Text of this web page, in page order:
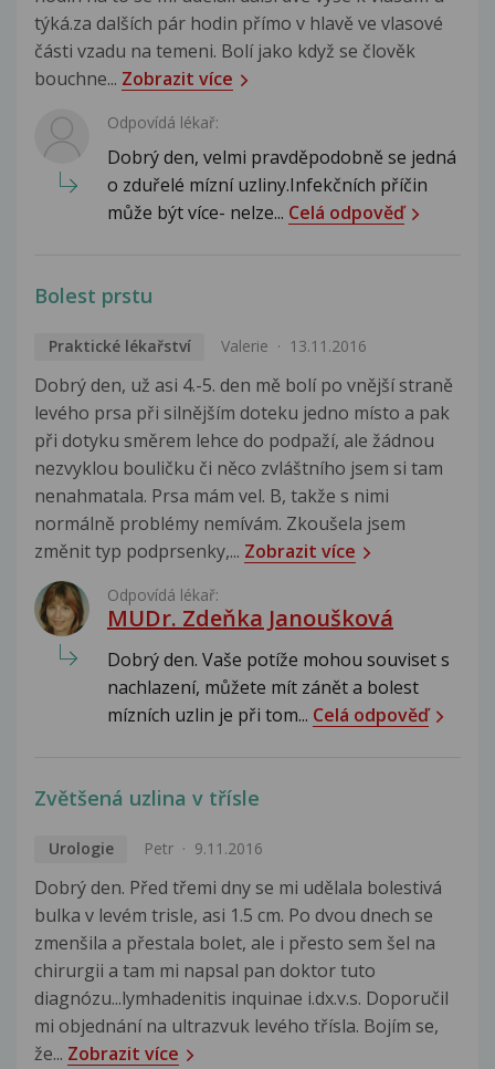
týká.za dalších pár hodin přímo v hlavě ve vlasové
části vzadu na temeni. Bolí jako když se člověk
bouchne... Zobrazit více
Odpovídá lékař:
Dobrý den, velmi pravděpodobně se jedná
o zduřelé mízní uzliny.Infekčních příčin
může být více- nelze... Celá odpověď
Bolest prstu
Praktické lékařství Valerie 13.11.2016
Dobrý den, už asi 4.-5. den mě bolí po vnější straně
levého prsa při silnějším doteku jedno místo a pak
při dotyku směrem lehce do podpaží, ale žádnou
nezvyklou bouličku či něco zvláštního jsem si tam
nenahmatala. Prsa mám vel. B, takže s nimi
normálně problémy nemívám. Zkoušela jsem
změnit typ podprsenky,... Zobrazit více
Odpovídá lékař:
MUDr. Zdeňka Janoušková
Dobrý den. Vaše potíže mohou souviset s
nachlazení, můžete mít zánět a bolest
mízních uzlin je při tom... Celá odpověď
Zvětšená uzlina v třísle
Urologie Petr 9.11.2016
Dobrý den. Před třemi dny se mi udělala bolestivá
bulka v levém trisle, asi 1.5 cm. Po dvou dnech se
zmenšila a přestala bolet, ale i přesto sem šel na
chirurgii a tam mi napsal pan doktor tuto
diagnózu...lymhadenitis inquinae i.dx.v.s. Doporučil
mi objednání na ultrazvuk levého třísla. Bojím se,
že... Zobrazit více